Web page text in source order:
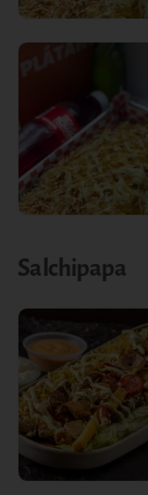
Salchipapa